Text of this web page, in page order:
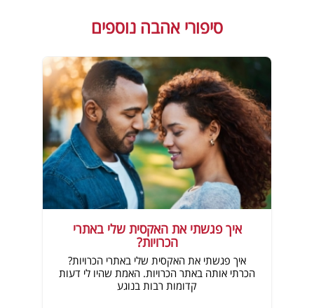
סיפורי אהבה נוספים
איך פגשתי את האקסית שלי באתרי
הכרויות?
איך פגשתי את האקסית שלי באתרי הכרויות?
הכרתי אותה באתר הכרויות. האמת שהיו לי דעות
קדומות רבות בנוגע